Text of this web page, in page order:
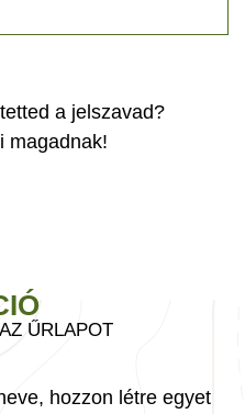
a jelszavad?
magadnak!
ŰRLAPOT
hozzon létre egyet